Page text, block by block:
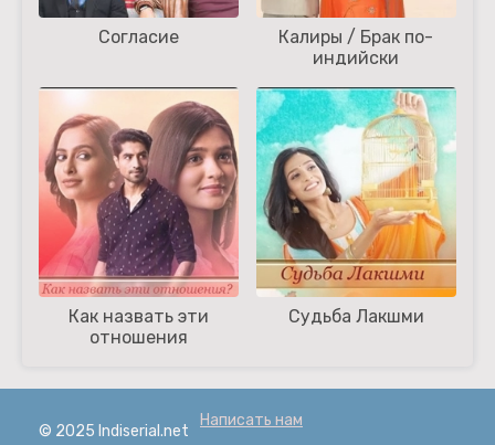
Согласие
Калиры / Брак по-
индийски
Как назвать эти
отношения
Судьба Лакшми
© 2025 Indiserial.net
Написать нам